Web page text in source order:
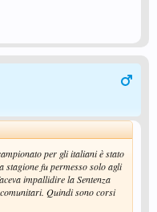
per gli italiani è stato
stagione fu permesso solo agli
impallidire la Sentenza
Quindi sono corsi